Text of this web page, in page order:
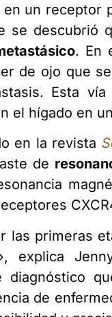
un receptor
se descubrió
. En
de ojo que
Esta
el hígado en
en la revista
de
las primeras
explica
diagnóstico
de